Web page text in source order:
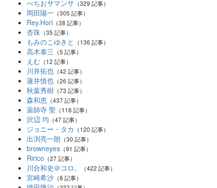
べちおサマンサ （329 記事）
岡田陽一 （305 記事）
Rey.Hori （38 記事）
杏珠 （35 記事）
もみのこゆきと （136 記事）
高木泰三 （5 記事）
えむ （12 記事）
川井拓也 （42 記事）
蓮井慎也 （26 記事）
秋葉秀樹 （73 記事）
森和恵 （437 記事）
薬師寺 聖 （118 記事）
沢辺 均 （47 記事）
ジョニー・タカ （120 記事）
出渕亮一朗 （30 記事）
browneyes （91 記事）
Ririco （27 記事）
川合和史＠コロ。 （422 記事）
宮崎希沙 （8 記事）